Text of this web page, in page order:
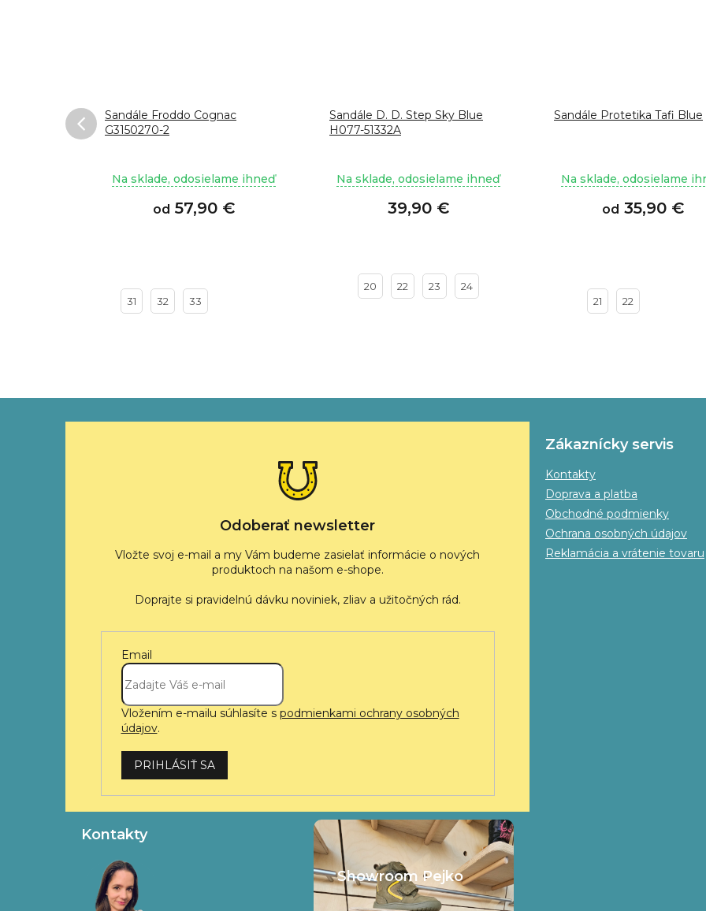
Sandále Froddo Cognac
G3150270-2
Na sklade, odosielame ihneď
od 57,90 €
31 32 33
Sandále D. D. Step Sky Blue
H077-51332A
Na sklade, odosielame ihneď
39,90 €
20 22 23 24
Sandále Protetika Tafi Blue
Na sklade, odosielame
od 35,90 €
21 22
Odoberať newsletter
Vložte svoj e-mail a my Vám budeme zasielať informácie o nových
produktoch na našom e-shope.
Email
Vložením e-mailu súhlasíte s podmienkami ochrany osobných
údajov.
PRIHLÁSIŤ SA
Zákaznícky servis
Kontakty
Doprava a platba
Obchodné podmienky
Ochrana osobných údajov
Reklamácia a vrátenie tovaru
Kontakty
Showroom Pejko